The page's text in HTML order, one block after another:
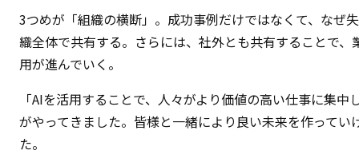
3つめが「組織の横断」。成功事例だけではなくて、なぜ
織全体で共有する。さらには、社外とも共有することで
用が進んでいく。
「AIを活用することで、人々がより価値の高い仕事に集
がやってきました。皆様と一緒により良い未来を作って
た。